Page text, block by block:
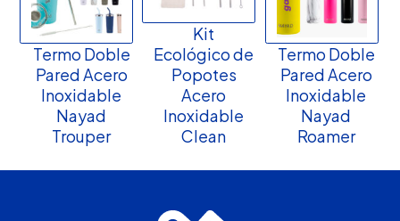
Termo Doble
Pared Acero
Inoxidable
Nayad
Trouper
Kit
Ecológico de
Popotes
Acero
Inoxidable
Clean
Termo Doble
Pared Acero
Inoxidable
Nayad
Roamer